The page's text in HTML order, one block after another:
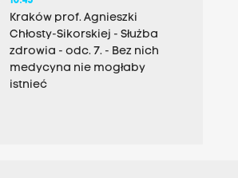
Kraków prof. Agnieszki
Chłosty-Sikorskiej - Służba
zdrowia - odc. 7. - Bez nich
medycyna nie mogłaby
istnieć